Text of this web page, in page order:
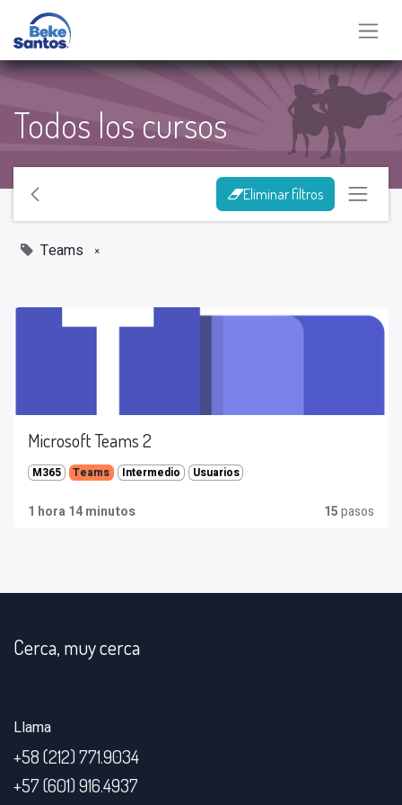
Todos los cursos
Eliminar filtros
Teams ×
Microsoft Teams 2
M365 Teams Intermedio Usuarios
1 hora 14 minutos 15pasos
Cerca, muy cerca
Llama
+58 (212) 771.9034
+57 (601) 916.4937